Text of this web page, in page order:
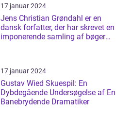
17 januar 2024
Jens Christian Grøndahl er en
dansk forfatter, der har skrevet en
imponerende samling af bøger
17 januar 2024
Gustav Wied Skuespil: En
Dybdegående Undersøgelse af En
Banebrydende Dramatiker